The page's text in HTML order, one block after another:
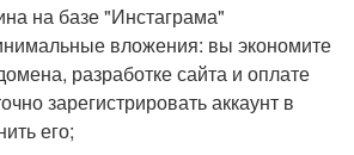
на базе "Инстаграма"
вложения: вы экономите
разработке сайта и оплате
зарегистрировать аккаунт в
его;